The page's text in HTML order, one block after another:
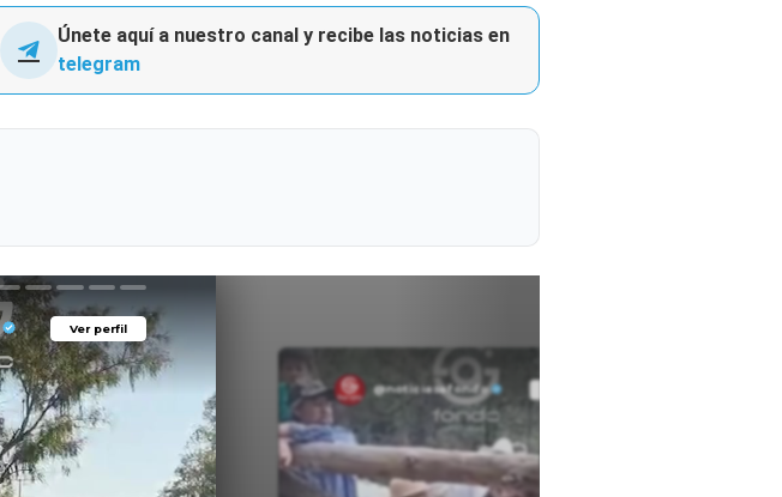
Únete aquí a nuestro canal y recibe las noticias en
telegram
Ver perfil
Ver perfil
@noticiasafondo